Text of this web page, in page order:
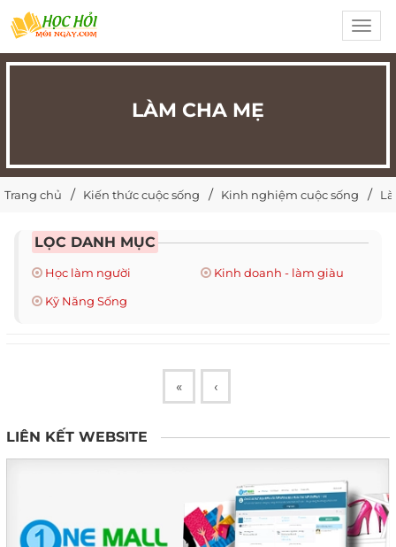
LÀM CHA MẸ
Trang chủ Kiến thức cuộc sống Kinh nghiệm cuộc sống
LỌC DANH MỤC
Học làm người
Kinh doanh - làm giàu
Kỹ Năng Sống
« ‹
LIÊN KẾT WEBSITE